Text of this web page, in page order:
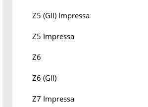
Z5 (GII) Impressa
Z5 Impressa
Z6
Z6 (GII)
Z7 Impressa